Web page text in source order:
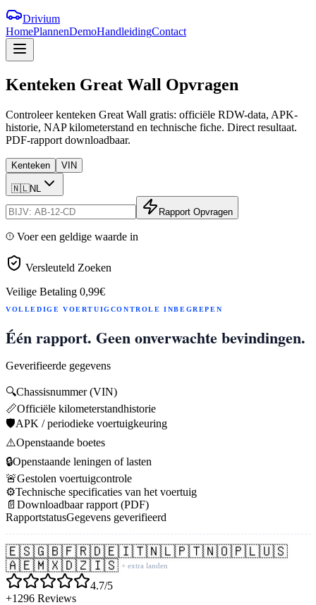
Drivium
HomePlannenDemoHandleidingContact
Kenteken Great Wall Opvragen
Controleer kenteken Great Wall gratis: officiële RDW-data, APK-
historie, NAP kilometerstand en technische fiche. Direct resultaat.
PDF-rapport downloadbaar.
Kenteken VIN
🇳🇱NL
Rapport Opvragen
Voer een geldige waarde in
Versleuteld Zoeken
Veilige Betaling 0,99€
VOLLEDIGE VOERTUIGCONTROLE INBEGREPEN
Één rapport. Geen onverwachte bevindingen.
Geverifieerde gegevens
🔍Chassisnummer (VIN)
📏Officiële kilometerstandhistorie
🛡️APK / periodieke voertuigkeuring
⚠️Openstaande boetes
🔒Openstaande leningen of lasten
🚨Gestolen voertuigcontrole
⚙️Technische specificaties van het voertuig
📄 Downloadbaar rapport (PDF)
RapportstatusGegevens geverifieerd
🇪🇸🇬🇧🇫🇷🇩🇪🇮🇹🇳🇱🇵🇹🇳🇴🇵🇱🇺🇸
🇦🇪🇲🇽🇩🇿🇮🇸 + extra landen
4.7/5
+1296 Reviews